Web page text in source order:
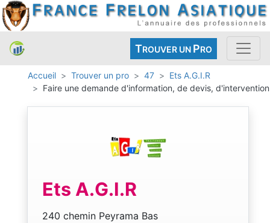
TROUVER UN PRO
Accueil Trouver un pro 47
Ets A.G.I.R
Faire une demande d'information, de devis, d'intervention
Ets A.G.I.R
240 chemin Peyrama Bas